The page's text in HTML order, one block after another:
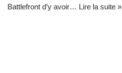
Battlefront d’y avoir… Lire la suite »